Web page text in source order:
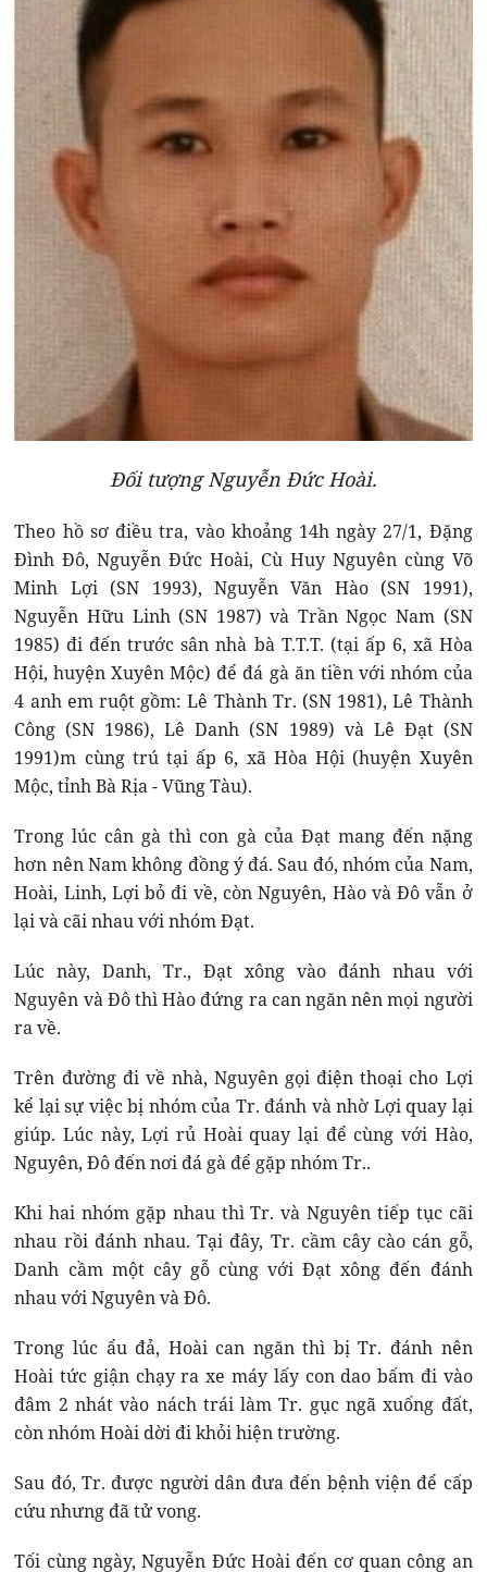
Đối tượng Nguyễn Đức Hoài.
Theo hồ sơ điều tra, vào khoảng 14h ngày 27/1, Đặng
Đình Đô, Nguyễn Đức Hoài, Cù Huy Nguyên cùng Võ
Minh Lợi (SN 1993), Nguyễn Văn Hào (SN 1991),
Nguyễn Hữu Linh (SN 1987) và Trần Ngọc Nam (SN
1985) đi đến trước sân nhà bà T.T.T. (tại ấp 6, xã Hòa
Hội, huyện Xuyên Mộc) để đá gà ăn tiền với nhóm của
4 anh em ruột gồm: Lê Thành Tr. (SN 1981), Lê Thành
Công (SN 1986), Lê Danh (SN 1989) và Lê Đạt (SN
1991)m cùng trú tại ấp 6, xã Hòa Hội (huyện Xuyên
Mộc, tỉnh Bà Rịa - Vũng Tàu).
Trong lúc cân gà thì con gà của Đạt mang đến nặng
hơn nên Nam không đồng ý đá. Sau đó, nhóm của Nam,
Hoài, Linh, Lợi bỏ đi về, còn Nguyên, Hào và Đô vẫn ở
lại và cãi nhau với nhóm Đạt.
Lúc này, Danh, Tr., Đạt xông vào đánh nhau với
Nguyên và Đô thì Hào đứng ra can ngăn nên mọi người
ra về.
Trên đường đi về nhà, Nguyên gọi điện thoại cho Lợi
kể lại sự việc bị nhóm của Tr. đánh và nhờ Lợi quay lại
giúp. Lúc này, Lợi rủ Hoài quay lại để cùng với Hào,
Nguyên, Đô đến nơi đá gà để gặp nhóm Tr..
Khi hai nhóm gặp nhau thì Tr. và Nguyên tiếp tục cãi
nhau rồi đánh nhau. Tại đây, Tr. cầm cây cào cán gỗ,
Danh cầm một cây gỗ cùng với Đạt xông đến đánh
nhau với Nguyên và Đô.
Trong lúc ẩu đả, Hoài can ngăn thì bị Tr. đánh nên
Hoài tức giận chạy ra xe máy lấy con dao bấm đi vào
đâm 2 nhát vào nách trái làm Tr. gục ngã xuống đất,
còn nhóm Hoài dời đi khỏi hiện trường.
Sau đó, Tr. được người dân đưa đến bệnh viện để cấp
cứu nhưng đã tử vong.
Tối cùng ngày, Nguyễn Đức Hoài đến cơ quan công an